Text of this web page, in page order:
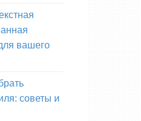
вашего
советы и